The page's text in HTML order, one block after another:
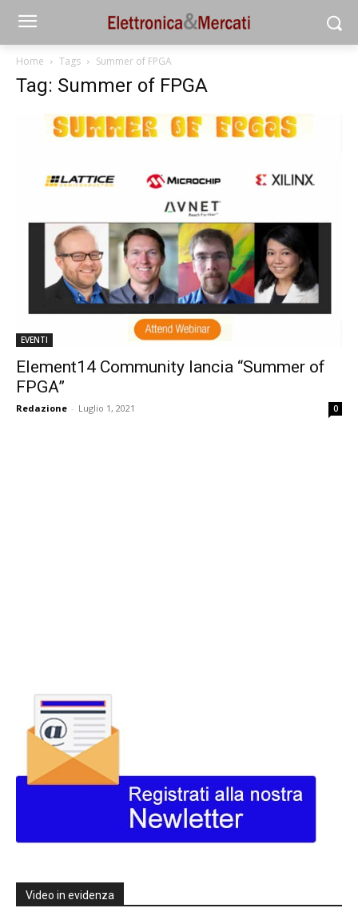
Home Tags Summer of FPGA
Tag: Summer of FPGA
EVENTI
Element14 Community lancia “Summer of
FPGA”
Redazione - Luglio 1, 2021 0
Video in evidenza